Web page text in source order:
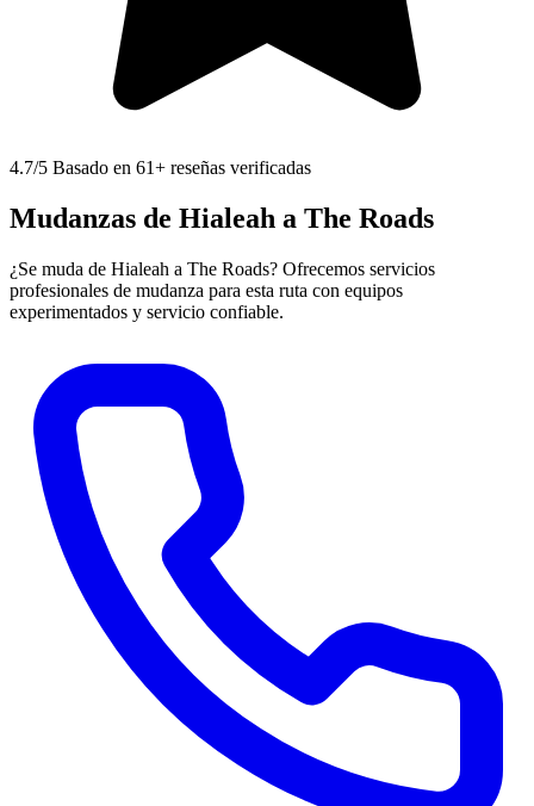
4.7/5 Basado en 61+ reseñas verificadas
Mudanzas de Hialeah a The Roads
¿Se muda de Hialeah a The Roads? Ofrecemos servicios
profesionales de mudanza para esta ruta con equipos
experimentados y servicio confiable.